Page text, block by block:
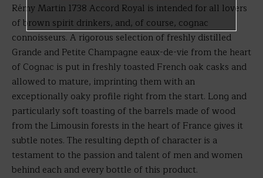
Rémy Martin 1738 Accord Royal is intended for all lovers
of brown spirit drinkers, and, of course, cognac
connoisseurs. A rigorous selection of freshly distilled
Grande and Petite Champagne eaux-de-vie from the heart
of Cognac is put in freshly toasted French oak casks and
allowed to mature, imprinting them with an
exceptionally oaky profile right from the start. Long and
particularly soft toasting of the barrels made of wood
from the Limousin forests in the heart of France gives it
subtle notes. The resulting depth of character is a
testament to the passion and talent of men and women
behind each and every bottle of this product.